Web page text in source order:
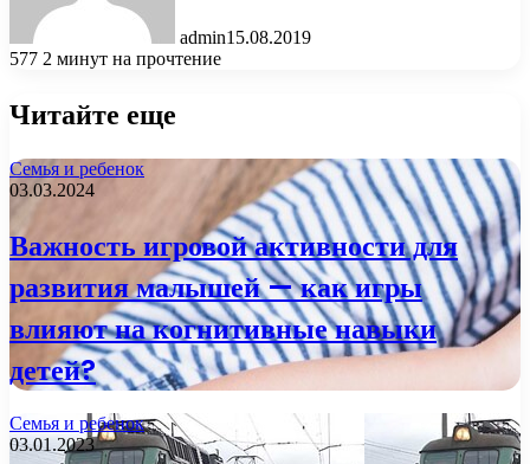
admin15.08.2019
577 2 минут на прочтение
Читайте еще
Семья и ребенок
03.03.2024
Важность игровой активности для
развития малышей — как игры
влияют на когнитивные навыки
детей?
Семья и ребенок
03.01.2023